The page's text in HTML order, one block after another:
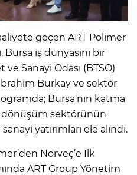
geçen ART Polimer
iş dünyasını bir
Sanayi Odası (BTSO)
Burkay ve sektör
Bursa'nın katma
sektörünün
yatırımları ele alındı.
Norveç’e İlk
ART Group Yönetim